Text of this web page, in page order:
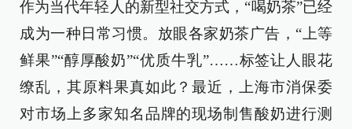
作为当代年轻人的新型社交方式，“喝奶茶”已经
成为一种日常习惯。放眼各家奶茶广告，“上等
鲜果”“醇厚酸奶”“优质牛乳”……标签让人眼花
缭乱，其原料果真如此？最近，上海市消保委
对市场上多家知名品牌的现场制售酸奶进行测